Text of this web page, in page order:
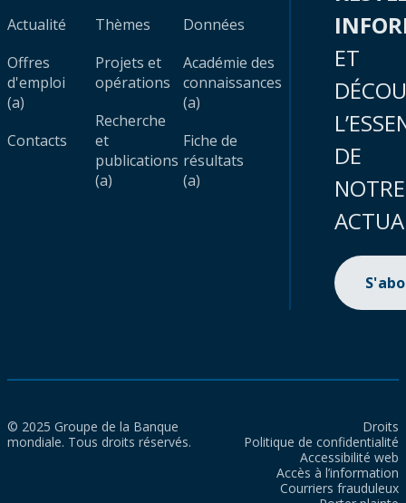
Actualité
Offres
d'emploi
(a)
Contacts
Thèmes
Projets et
opérations
Recherche
et
publications
(a)
Données
Académie des
connaissances
(a)
Fiche de
résultats
(a)
ET
DE
NOTRE
© 2025 Groupe de la Banque
mondiale. Tous droits réservés.
Droits
Politique de confidentialité
Accessibilité web
Accès à l’information
Courriers frauduleux